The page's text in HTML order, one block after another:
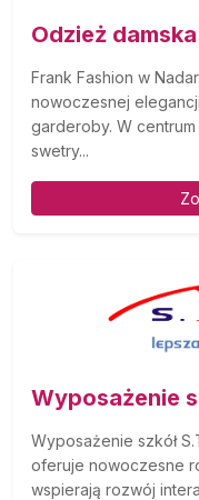
Odzież
Frank Fashion w
nowoczesnej
garderoby. W
swetry...
Wyposażenie
Wyposażenie szkół
oferuje nowoczesne
wspierają rozwój